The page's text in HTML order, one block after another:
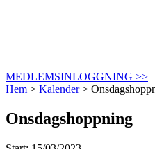
MEDLEMSINLOGGNING >>
Hem > Kalender>
Onsdagshoppning